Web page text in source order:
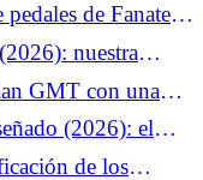
de Fanatec
nuestra
3 de junio de
GMT con una
(2026): el
de 2026
de los